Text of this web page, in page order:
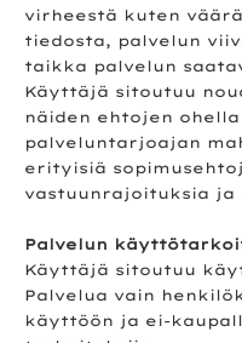
virheestä kuten
tiedosta, palvelun
taikka palvelun
Käyttäjä sitoutuu
näiden ehtojen ohella
palveluntarjoajan
erityisiä
vastuunrajoituksia ja
Palvelun
Käyttäjä sitoutuu
Palvelua vain
käyttöön ja ei-